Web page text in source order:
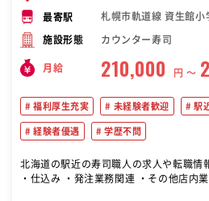
最寄駅 札幌市軌道線 資生館小
施設形態 カウンター寿司
月給 210,000 円 〜
福利厚生充実 未経験者歓迎 駅
経験者優遇 学歴不問
北海道の駅近の寿司職人の求人や転職情報おすすめ。
・仕込み ・発注業務関連 ・その他店内業務 和食レストランや